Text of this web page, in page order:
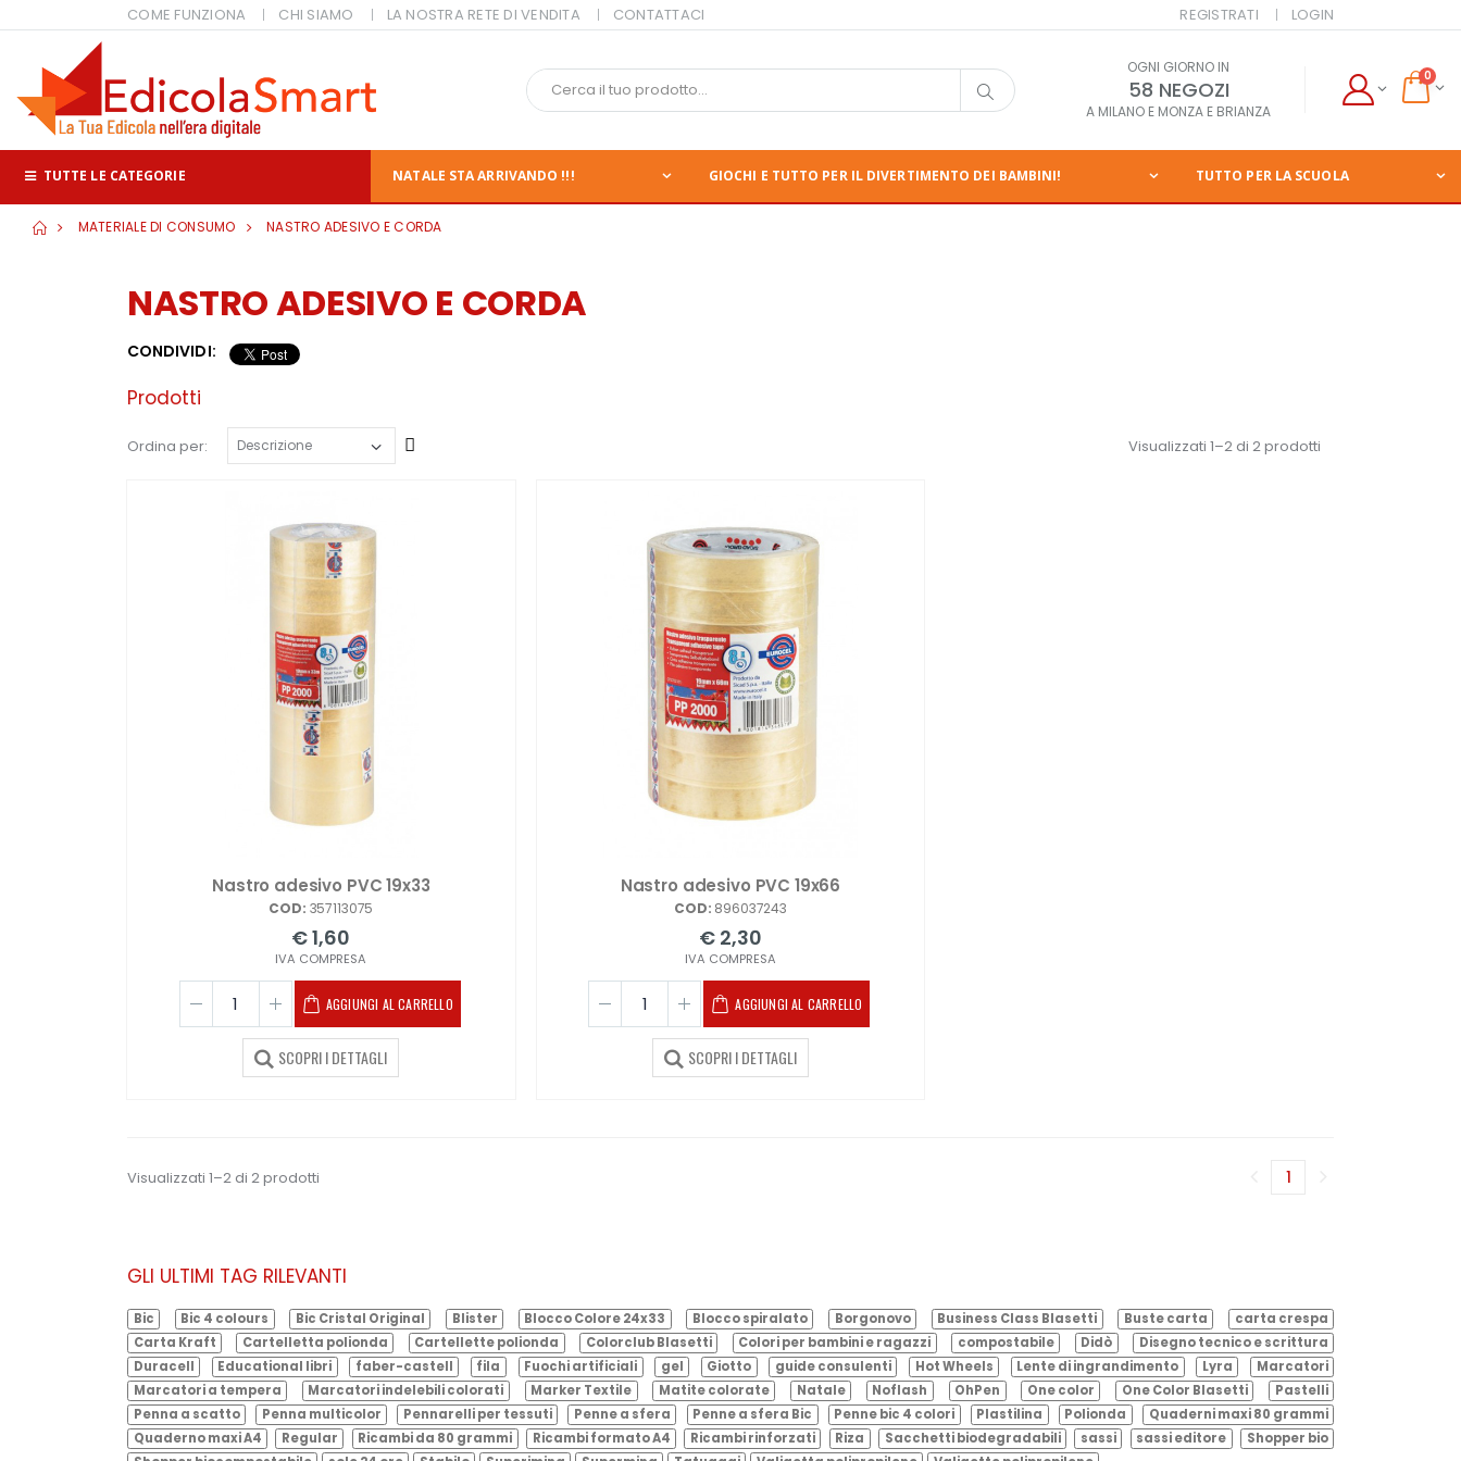
COME FUNZIONA CHI SIAMO LA NOSTRA RETE DI VENDITA CONTATTACI REGISTRATI LOGIN
OGNI GIORNO IN
58 NEGOZI
A MILANO E MONZA E BRIANZA
0
TUTTE LE CATEGORIE NATALE STA ARRIVANDO !!! GIOCHI E TUTTO PER IL DIVERTIMENTO DEI BAMBINI! TUTTO PER LA SCUOLA
MATERIALE DI CONSUMO NASTRO ADESIVO E CORDA
NASTRO ADESIVO E CORDA
CONDIVIDI:
Prodotti
Ordina per: Visualizzati 1–2 di 2 prodotti
Nastro adesivo PVC 19x33
COD: 357113075
€ 1,60
IVA COMPRESA
AGGIUNGI AL CARRELLO
SCOPRI I DETTAGLI
Nastro adesivo PVC 19x66
COD: 896037243
€ 2,30
IVA COMPRESA
AGGIUNGI AL CARRELLO
SCOPRI I DETTAGLI
Visualizzati 1–2 di 2 prodotti 1(corrente)
GLI ULTIMI TAG RILEVANTI
Bic Bic 4 colours Bic Cristal Original Blister Blocco Colore 24x33 Blocco spiralato Borgonovo Business Class Blasetti Buste carta
carta crespa
Carta Kraft
Cartelletta polionda Cartellette polionda Colorclub Blasetti Colori per bambini e ragazzi compostabile Didò
Disegno tecnico e scrittura
Duracell
Educational libri faber-castell fila Fuochi artificiali gel Giotto guide consulenti Hot Wheels Lente di ingrandimento Lyra
Marcatori
Marcatori a tempera
Marcatori indelebili colorati Marker Textile Matite colorate Natale Noflash OhPen One color One Color Blasetti
Pastelli
Penna a scatto
Penna multicolor Pennarelli per tessuti Penne a sfera Penne a sfera Bic Penne bic 4 colori Plastilina Polionda
Quaderni maxi 80 grammi
Quaderno maxi A4
Regular Ricambi da 80 grammi Ricambi formato A4 Ricambi rinforzati Riza Sacchetti biodegradabili sassi sassi editore
Shopper bio